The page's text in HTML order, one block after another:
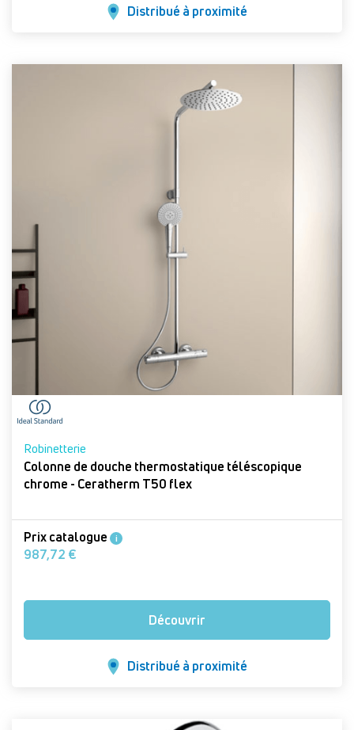
Distribué à proximité
Robinetterie
Colonne de douche thermostatique téléscopique
chrome - Ceratherm T50 flex
Prix catalogue i
987,72 €
Découvrir
Distribué à proximité